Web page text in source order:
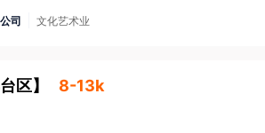
司 文化艺术业
区】 8-13k